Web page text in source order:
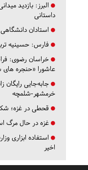
البرز: بازدید
داستانی
استادان
فارس: حسینیه
خراسان رضوی:
عاشورا «حنجره
جابه‌جایی رایگان
خرمشهر-شلمچه
قحطی در غزه؛
غزه در حال مرگ
استفاده ابزاری
اخیر